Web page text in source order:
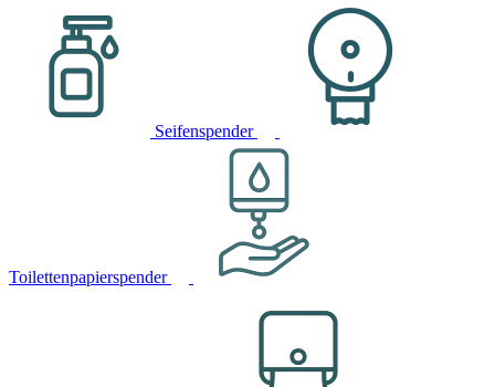
Seifenspender
Toilettenpapierspender